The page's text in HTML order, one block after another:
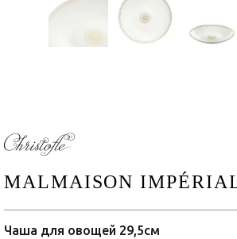
MALMAISON
Чаша для овощей 29,5см